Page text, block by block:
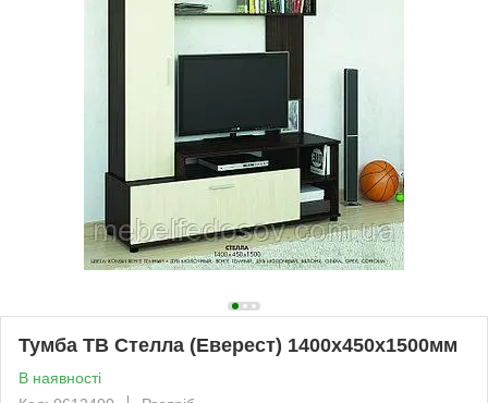
Тумба ТВ Стелла (Еверест) 1400х450х1500мм
В наявності